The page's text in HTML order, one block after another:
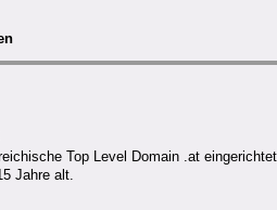
Top Level Domain .at
Jahre alt.